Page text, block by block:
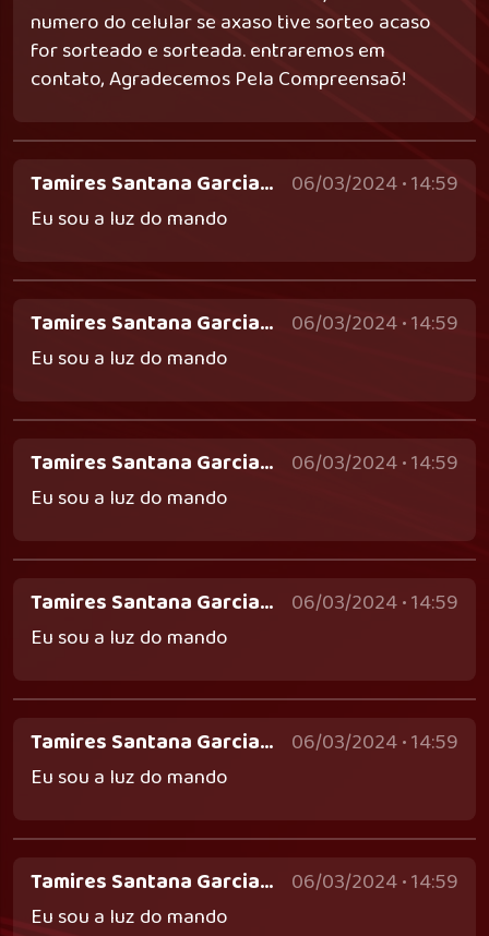
numero do celular se axaso tive sorteo acaso
for sorteado e sorteada. entraremos em
contato, Agradecemos Pela Compreensaõ!
Tamires Santana Garcia Dos Santos - tamiresgarcia792@gmail.com 06/03/2024 • 14:59
Eu sou a luz do mando
Tamires Santana Garcia Dos Santos - tamiresgarcia792@gmail.com 06/03/2024 • 14:59
Eu sou a luz do mando
Tamires Santana Garcia Dos Santos - tamiresgarcia792@gmail.com 06/03/2024 • 14:59
Eu sou a luz do mando
Tamires Santana Garcia Dos Santos - tamiresgarcia792@gmail.com 06/03/2024 • 14:59
Eu sou a luz do mando
Tamires Santana Garcia Dos Santos - tamiresgarcia792@gmail.com 06/03/2024 • 14:59
Eu sou a luz do mando
Tamires Santana Garcia Dos Santos - tamiresgarcia792@gmail.com 06/03/2024 • 14:59
Eu sou a luz do mando